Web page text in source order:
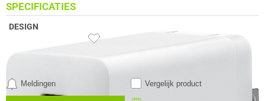
Vergelijk product
Meldingen
SPECIFICATIES
DESIGN
Aantal gelijktijdig verbonden
apparaten (max)
ENERGIE
Eigenschap Waarde